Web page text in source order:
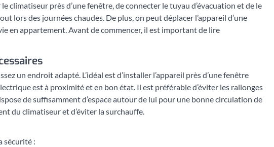
climatiseur près d’une fenêtre, de connecter le tuyau d’évacuation et de le
lors des journées chaudes. De plus, on peut déplacer l’appareil d’une
en appartement. Avant de commencer, il est important de lire
un endroit adapté. L’idéal est d’installer l’appareil près d’une fenêtre
est à proximité et en bon état. Il est préférable d’éviter les rallonges
de suffisamment d’espace autour de lui pour une bonne circulation de
du climatiseur et d’éviter la surchauffe.
sécurité :